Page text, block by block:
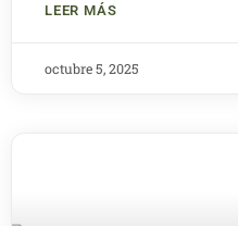
LEER MÁS
octubre 5, 2025